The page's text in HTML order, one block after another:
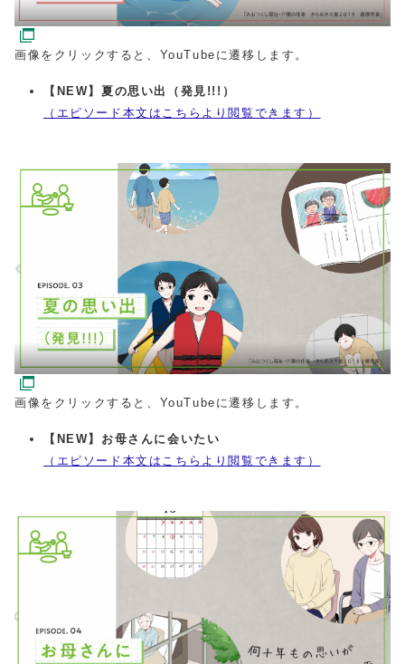
画像をクリックすると、YouTubeに遷移します。
【NEW】夏の思い出（発見!!!）
（エピソード本文はこちらより閲覧できます）
画像をクリックすると、YouTubeに遷移します。
【NEW】お母さんに会いたい
（エピソード本文はこちらより閲覧できます）